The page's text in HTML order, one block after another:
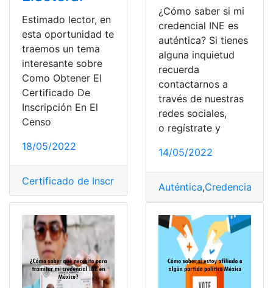
Estimado lector, en
esta oportunidad te
traemos un tema
interesante sobre
Como Obtener El
Certificado De
Inscripción En El
Censo
18/05/2022
Certificado de Inscripción Censo Electoral
¿Cómo saber si mi
credencial INE es
auténtica? Si tienes
alguna inquietud
recuerda
contactarnos a
través de nuestras
redes sociales,
o regístrate y
14/05/2022
Auténtica,Credencial